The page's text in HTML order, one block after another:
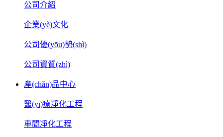
公司介紹
企業(yè)文化
公司優(yōu)勢(shì)
公司資質(zhì)
產(chǎn)品中心
醫(yī)療凈化工程
車間凈化工程